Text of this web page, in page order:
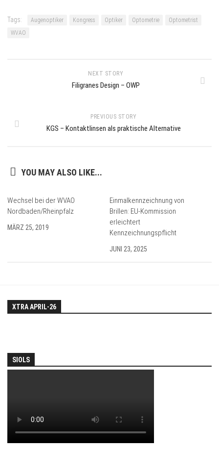
Tags: Augenoptiker Kongress Optiker Optometrie
Optometrist
WVAO
NEXT STORY
Filigranes Design – OWP
PREVIOUS STORY
KGS – Kontaktlinsen als praktische Alternative
YOU MAY ALSO LIKE...
Wechsel bei der WVAO
Nordbaden/Rheinpfalz
MÄRZ 25, 2019
Einmalkennzeichnung von
Brillen: EU-Kommission
erleichtert
Kennzeichnungspflicht
JUNI 23, 2025
XTRA APRIL-26
SIOLS